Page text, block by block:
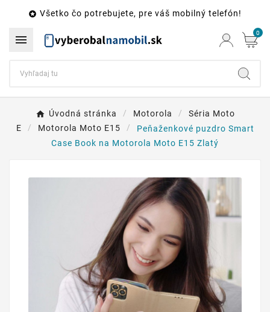
 Všetko čo potrebujete, pre váš mobilný telefón!
 0
Úvodná stránka Motorola
Séria Moto
E
Motorola Moto E15
Peňaženkové puzdro Smart
Case Book na Motorola Moto E15 Zlatý